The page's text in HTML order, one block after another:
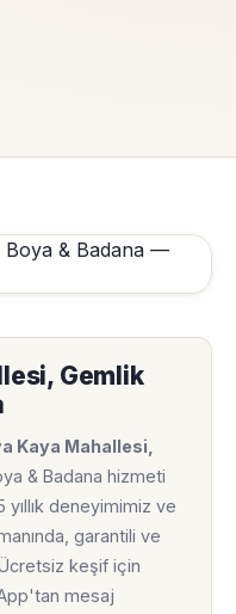
Gemlik
Kaya Mahallesi,
& Badana hizmeti
deneyimimiz ve
garantili ve
keşif için
mesaj